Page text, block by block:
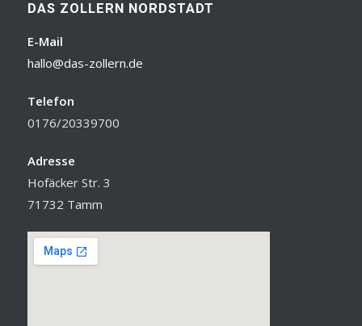
DAS ZOLLERN NORDSTADT
E-Mail
hallo@das-zollern.de
Telefon
0176/20339700
Adresse
Hofäcker Str. 3
71732 Tamm